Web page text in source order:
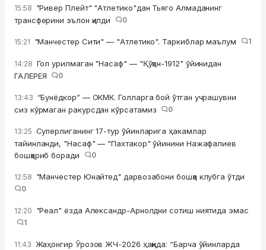
15:58 "Ривер Плейт" "Атлетико"дан Тьяго Алмаданинг
трансферини эълон қилди
0
15:21 "Манчестер Сити" — "Атлетико". Таркиблар маълум 1
14:28 Гол урилмаган "Насаф" — "Қўқон-1912" ўйинидан
ГАЛЕРЕЯ
0
13:43 “Бунёдкор” — ОКМК. Голларга бой ўтган учрашувни
сиз кўрмаган ракурсдан кўрсатамиз
0
13:25 Суперлиганинг 17-тур ўйинларига ҳакамлар
тайинланди, "Насаф" — "Пахтакор" ўйинини Нажафалиев
бошқариб боради
0
12:58 "Манчестер Юнайтед" дарвозабони бошқа клубга ўтди
0
12:20 "Реал" ёзда Александр-Арнолдни сотиш ниятида эмас
1
11:43 Жаҳонгир Ўрозов ЖЧ-2026 ҳақида: “Барча ўйинларда